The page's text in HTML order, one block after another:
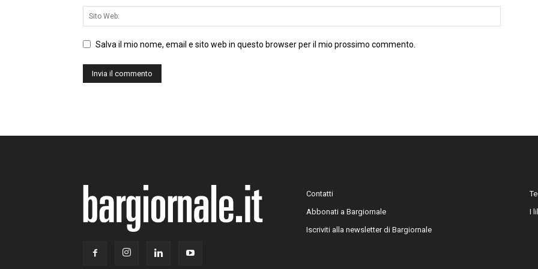
Salva il mio nome, email e sito web in questo browser per il mio prossimo commento.
Contatti
Abbonati a Bargiornale
Iscriviti alla newsletter di Bargiornale
I